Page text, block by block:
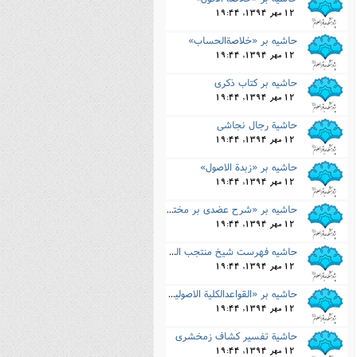
12 مهر 1394, 19:44
حاشیه بر «خلاصةالحساب»
12 مهر 1394, 19:44
حاشیه بر کتاب ذکرى
12 مهر 1394, 19:44
حاشیة رجال نجاشى
12 مهر 1394, 19:44
حاشیه بر «زبدة الاصول»
12 مهر 1394, 19:44
حاشیه بر «شرح عضدى بر مختصر الاصول»
12 مهر 1394, 19:44
حاشیه فهرست شیخ منتجب الدین
12 مهر 1394, 19:44
حاشیه بر «القواعدالکلیة الاصولیة والفرعیة»
12 مهر 1394, 19:44
حاشیة تفسیر کشاف زمخشرى
12 مهر 1394, 19:44